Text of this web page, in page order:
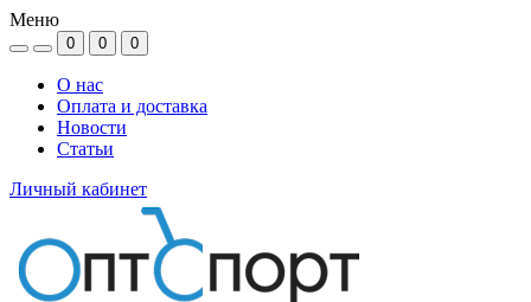
Меню
0 0 0
О нас
Оплата и доставка
Новости
Статьи
Личный кабинет